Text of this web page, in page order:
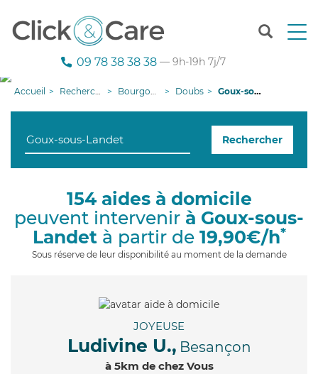
T
n
g
i
09 78 38 38 38 — 9h-19h 7j/7
Accueil Recherche aide à domicile Bourgogne-Franche-Comté Doubs Goux-sous-Landet
Rechercher
154 aides à domicile
peuvent intervenir à Goux-sous-
Landetà partir de 19,90€/h*
Sous réserve de leur disponibilité au moment de la demande
JOYEUSE
Ludivine U., Besançon
à 5km de chez Vous